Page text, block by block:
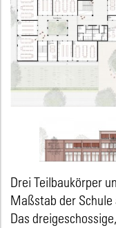
Drei Teilbaukörper
Maßstab der Schule
Das